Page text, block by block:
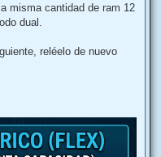
misma cantidad de ram 12
dual.
reléelo de nuevo